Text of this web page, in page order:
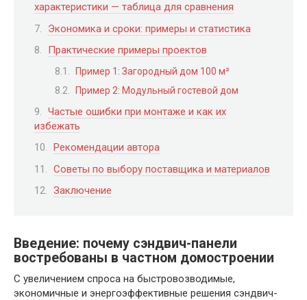
характеристики — таблица для сравнения
Экономика и сроки: примеры и статистика
Практические примеры проектов
Пример 1: Загородный дом 100 м²
Пример 2: Модульный гостевой дом
Частые ошибки при монтаже и как их
избежать
Рекомендации автора
Советы по выбору поставщика и материалов
Заключение
Введение: почему сэндвич-панели
востребованы в частном домостроении
С увеличением спроса на быстровозводимые,
экономичные и энергоэффективные решения сэндвич-